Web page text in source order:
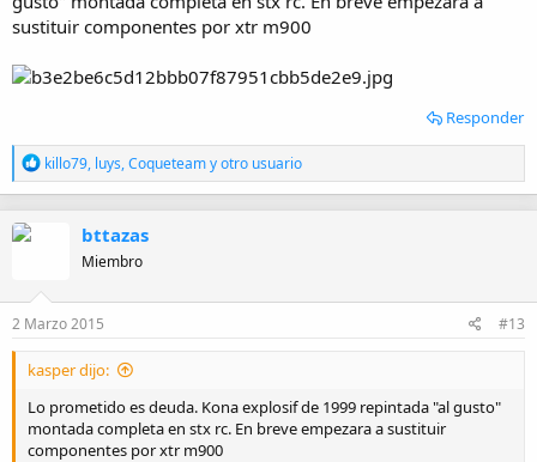
sustituir componentes por xtr m900
Responder
R
e
a
n
s
killo79, luys,Coqueteamy otro usuario
bttazas
Miembro
2 Marzo 2015 #13
kasper dijo:
Lo prometido es deuda. Kona explosif de 1999 repintada "al gusto"
montada completa en stx rc. En breve empezara a sustituir
componentes por xtr m900